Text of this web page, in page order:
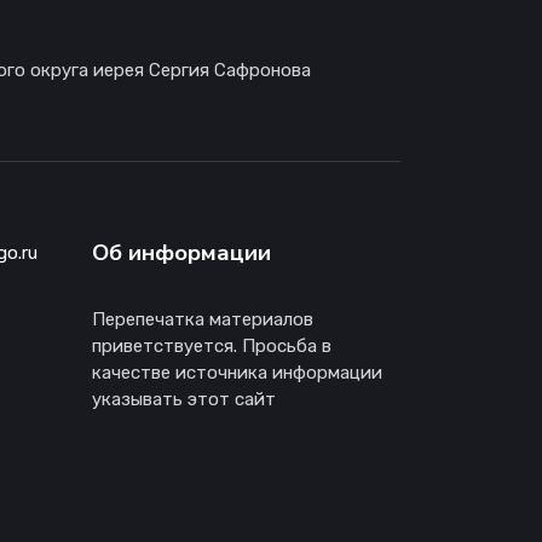
округа иерея Сергия Сафронова
Об информации
Перепечатка материалов
приветствуется. Просьба в
качестве источника информации
указывать этот сайт